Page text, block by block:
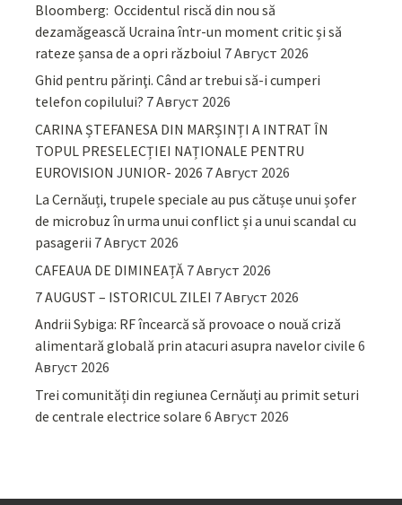
Bloomberg: Occidentul riscă din nou să
dezamăgească Ucraina într-un moment critic și să
rateze șansa de a opri războiul 7 Август 2026
Ghid pentru părinţi. Când ar trebui să-i cumperi
telefon copilului? 7 Август 2026
CARINA ȘTEFANESA DIN MARȘINȚI A INTRAT ÎN
TOPUL PRESELECȚIEI NAȚIONALE PENTRU
EUROVISION JUNIOR- 2026 7 Август 2026
La Cernăuți, trupele speciale au pus cătușe unui șofer
de microbuz în urma unui conflict și a unui scandal cu
pasagerii 7 Август 2026
CAFEAUA DE DIMINEAȚĂ 7 Август 2026
7 AUGUST – ISTORICUL ZILEI 7 Август 2026
Andrii Sybiga: RF încearcă să provoace o nouă criză
alimentară globală prin atacuri asupra navelor civile 6
Август 2026
Trei comunități din regiunea Cernăuți au primit seturi
de centrale electrice solare 6 Август 2026